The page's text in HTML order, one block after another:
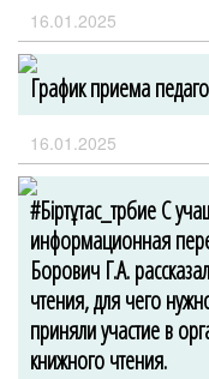
16.01.2025
График приема
16.01.2025
#Біртұтас_тәрбие С
информационная
Борович Г.А.
чтения, для чего
приняли участие в
книжного чтения.